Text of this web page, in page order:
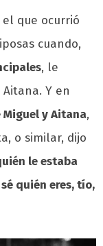
que ocurrió
cuando,
, le
Y en
y Aitana,
o similar, dijo
le estaba
quién eres, tío,